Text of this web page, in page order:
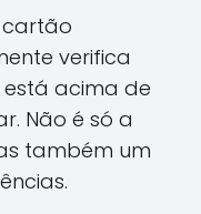
cartão
verifica
está acima de
Não é só a
também um